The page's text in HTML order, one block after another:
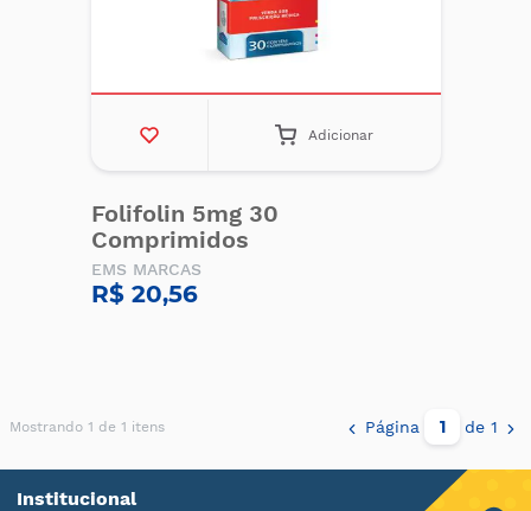
Adicionar
Folifolin 5mg 30
Comprimidos
EMS MARCAS
R$ 20,56
Mostrando 1 de 1 itens Página de 1
Institucional